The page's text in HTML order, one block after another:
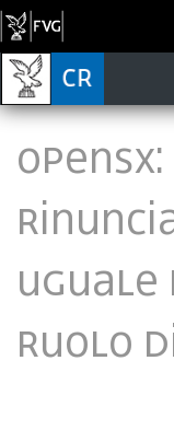
uguale
ruolo